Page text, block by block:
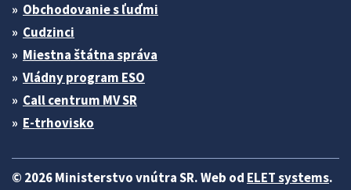
Obchodovanie s ľuďmi
Cudzinci
Miestna štátna správa
Vládny program ESO
Call centrum MV SR
E-trhovisko
© 2026 Ministerstvo vnútra SR. Web od ELET systems.